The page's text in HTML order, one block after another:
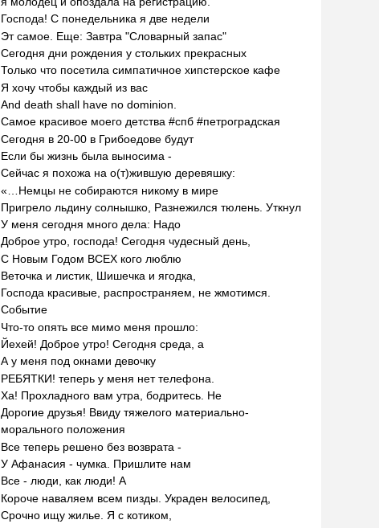
Господа! С понедельника я две недели
Эт самое. Еще: Завтра "Словарный запас"
Сегодня дни рождения у стольких прекрасных
Только что посетила симпатичное хипстерское кафе
Я хочу чтобы каждый из вас
And death shall have no dominion.
Самое красивое моего детства #спб #петроградская
Сегодня в 20-00 в Грибоедове будут
Если бы жизнь была выносима -
Сейчас я похожа на о(т)жившую деревяшку:
«…Немцы не собираются никому в мире
Пригрело льдину солнышко, Разнежился тюлень. Уткнул
У меня сегодня много дела: Надо
Доброе утро, господа! Сегодня чудесный день,
С Новым Годом ВСЕХ кого люблю
Веточка и листик, Шишечка и ягодка,
Господа красивые, распространяем, не жмотимся.
Событие
Что-то опять все мимо меня прошло:
Йехей! Доброе утро! Сегодня среда, а
А у меня под окнами девочку
РЕБЯТКИ! теперь у меня нет телефона.
Ха! Прохладного вам утра, бодритесь. Не
Дорогие друзья! Ввиду тяжелого материально-
морального положения
Все теперь решено без возврата -
У Афанасия - чумка. Пришлите нам
Все - люди, как люди! А
Короче наваляем всем пизды. Украден велосипед,
Срочно ищу жилье. Я с котиком,